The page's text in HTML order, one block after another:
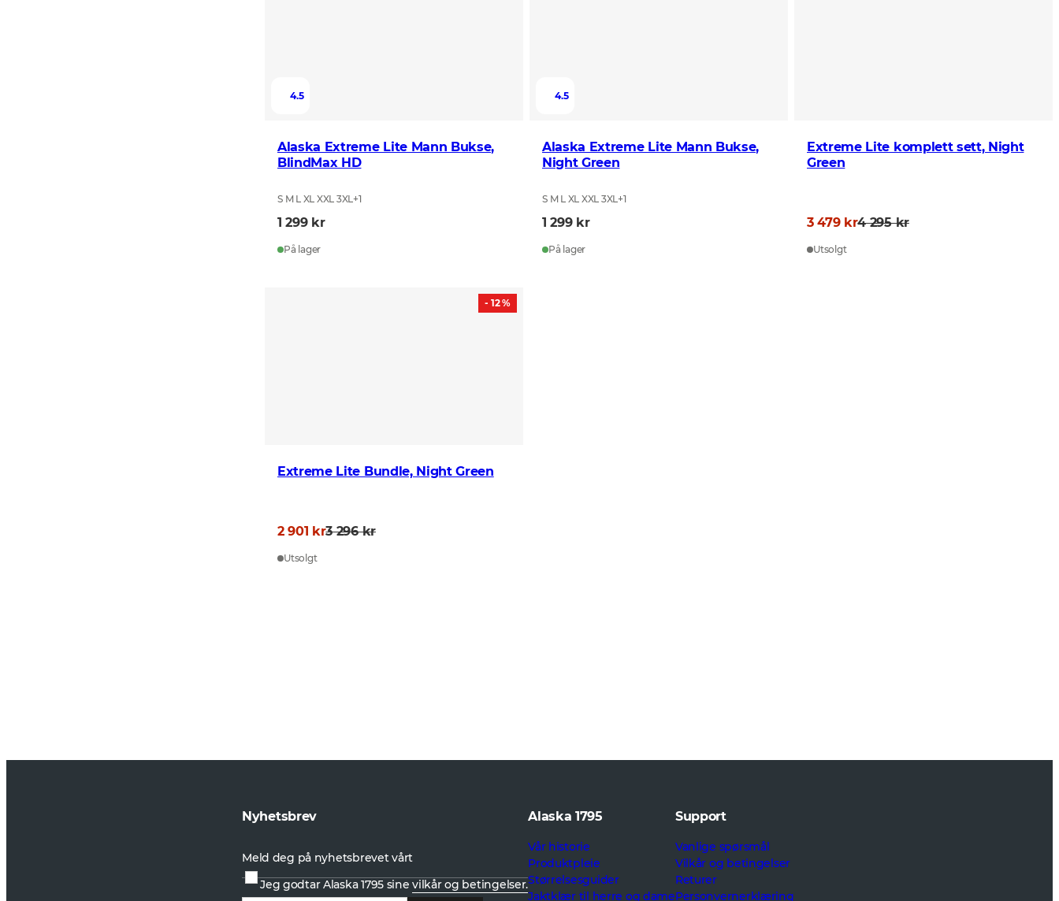
4.5
Alaska Extreme Lite Mann Bukse,
BlindMax HD
S M L XL XXL 3XL+1
1 299 kr
På lager
4.5
Alaska Extreme Lite Mann Bukse,
Night Green
S M L XL XXL 3XL+1
1 299 kr
På lager
Extreme Lite komplett sett, Night
Green
3 479 kr4 295 kr
Utsolgt
- 12 %
Extreme Lite Bundle, Night Green
2 901 kr3 296 kr
Utsolgt
Nyhetsbrev
Meld deg på nyhetsbrevet vårt
Jeg godtar Alaska 1795 sinevilkår og betingelser.
Alaska 1795
Vår historie
Produktpleie
Størrelsesguider
Jaktklær til herre og dame
Support
Vanlige spørsmål
Vilkår og betingelser
Returer
Personvernerklæring